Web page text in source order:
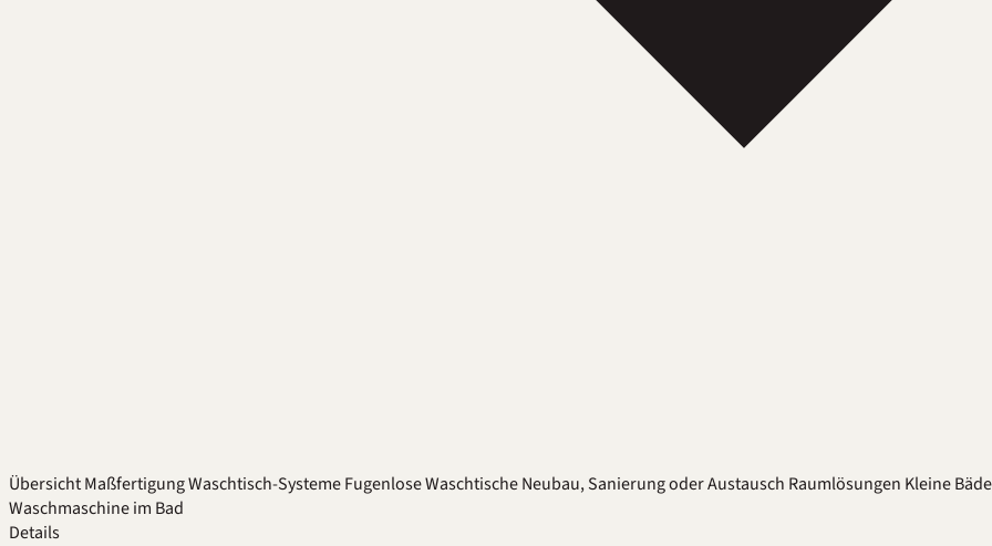
ÜbersichtMaßfertigungWaschtisch-SystemeFugenlose WaschtischeNeubau, Sanierung oder Austausch Raumlösungen Kleine
Waschmaschine im Bad
Details